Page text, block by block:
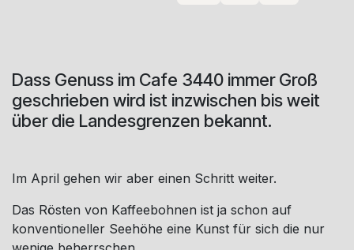
Dass Genuss im Cafe 3440 immer Groß
geschrieben wird ist inzwischen bis weit
über die Landesgrenzen bekannt.
Im April gehen wir aber einen Schritt weiter.
Das Rösten von Kaffeebohnen ist ja schon auf
konventioneller Seehöhe eine Kunst für sich die nur